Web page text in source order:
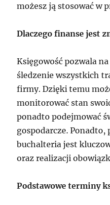
możesz ją stosować w
Dlaczego finanse jest
Księgowość pozwala
śledzenie wszystkich
firmy. Dzięki temu
monitorować stan
ponadto podejmować
gospodarcze. Ponadto,
buchalteria jest
oraz realizacji
Podstawowe terminy